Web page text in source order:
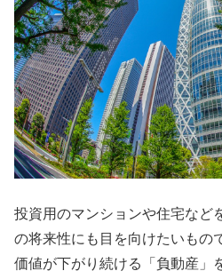
投資用のマンションや住宅など
の将来性にも目を向けたいもの
価値が下がり続ける「負動産」